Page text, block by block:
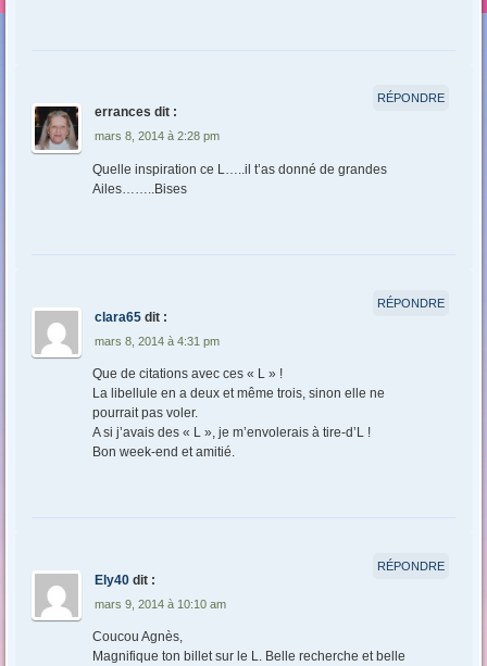
errances dit :
mars 8, 2014 à 2:28 pm
Quelle inspiration ce L…..il t’as donné de grandes
Ailes……..Bises
RÉPONDRE
clara65 dit :
mars 8, 2014 à 4:31 pm
Que de citations avec ces « L » !
La libellule en a deux et même trois, sinon elle ne
pourrait pas voler.
A si j’avais des « L », je m’envolerais à tire-d’L !
Bon week-end et amitié.
RÉPONDRE
Ely40 dit :
mars 9, 2014 à 10:10 am
Coucou Agnès,
Magnifique ton billet sur le L. Belle recherche et belle
RÉPONDRE